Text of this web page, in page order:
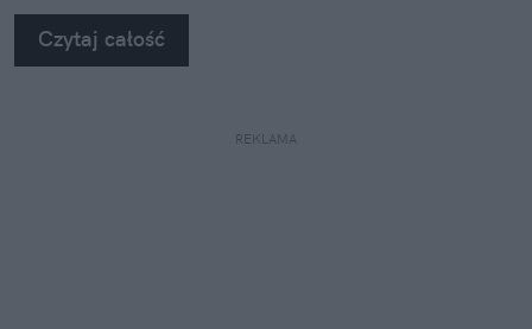
na własne oczy zobaczyć, jak profesjonaliści radzą
sobie z takimi uszkodzeniami.
Czytaj całość
REKLAMA